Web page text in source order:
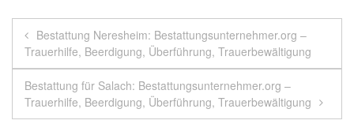
Beitragsnavigation
Bestattung Neresheim: Bestattungsunternehmer.org –
Trauerhilfe, Beerdigung, Überführung, Trauerbewältigung
Bestattung für Salach: Bestattungsunternehmer.org –
Trauerhilfe, Beerdigung, Überführung, Trauerbewältigung